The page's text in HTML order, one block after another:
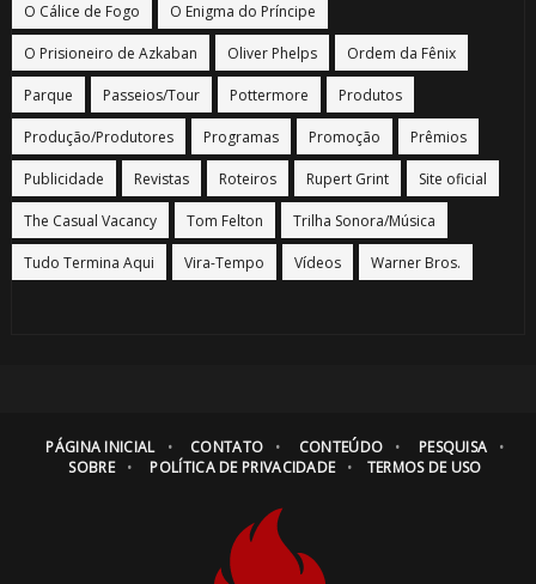
O Cálice de Fogo O Enigma do Príncipe
O Prisioneiro de Azkaban Oliver Phelps Ordem da Fênix
Parque Passeios/Tour Pottermore Produtos
Produção/Produtores Programas Promoção Prêmios
Publicidade Revistas Roteiros Rupert Grint Site oficial
The Casual Vacancy Tom Felton Trilha Sonora/Música
Tudo Termina Aqui Vira-Tempo Vídeos Warner Bros.
PÁGINA INICIAL CONTATO CONTEÚDO
PESQUISA
SOBRE
POLÍTICA DE PRIVACIDADE TERMOS DE USO